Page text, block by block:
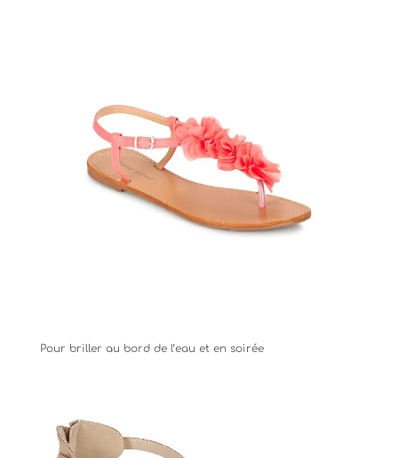
Pour briller au bord de l’eau et en soirée